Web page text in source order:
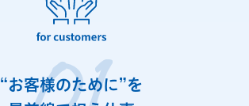
“お客様のために”を